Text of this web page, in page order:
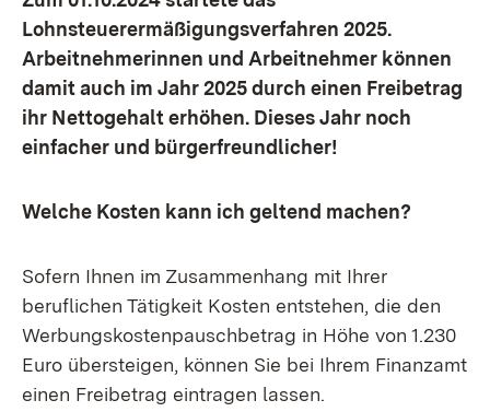
Lohnsteuerermäßigungsverfahren 2025.
Arbeitnehmerinnen und Arbeitnehmer können
damit auch im Jahr 2025 durch einen Freibetrag
ihr Nettogehalt erhöhen. Dieses Jahr noch
einfacher und bürgerfreundlicher!
Welche Kosten kann ich geltend machen?
Sofern Ihnen im Zusammenhang mit Ihrer
beruflichen Tätigkeit Kosten entstehen, die den
Werbungskostenpauschbetrag in Höhe von 1.230
Euro übersteigen, können Sie bei Ihrem Finanzamt
einen Freibetrag eintragen lassen.